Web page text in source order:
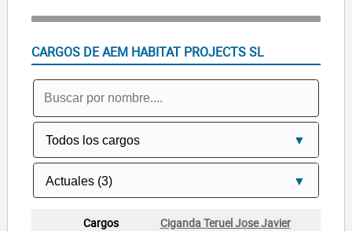
CARGOS DE AEM HABITAT PROJECTS SL
Ciganda Teruel Jose Javier